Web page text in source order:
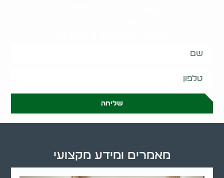
שליחה
מאמרים ומידע מקצועי